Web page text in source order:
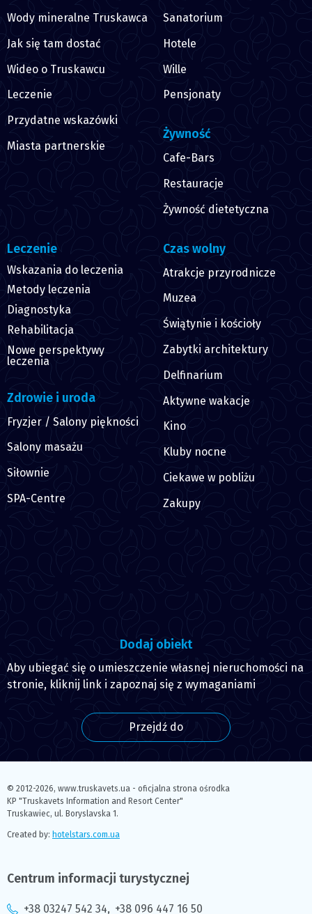
Wody mineralne Truskawca
Jak się tam dostać
Wideo o Truskawcu
Leczenie
Przydatne wskazówki
Miasta partnerskie
Sanatorium
Hotele
Wille
Pensjonaty
Żywność
Cafe-Bars
Restauracje
Żywność dietetyczna
Leczenie
Wskazania do leczenia
Metody leczenia
Diagnostyka
Rehabilitacja
Nowe perspektywy
leczenia
Zdrowie i uroda
Fryzjer / Salony piękności
Salony masażu
Siłownie
SPA-Centre
Czas wolny
Atrakcje przyrodnicze
Muzea
Świątynie i kościoły
Zabytki architektury
Delfinarium
Aktywne wakacje
Kino
Kluby nocne
Ciekawe w pobliżu
Zakupy
Dodaj obiekt
Aby ubiegać się o umieszczenie własnej nieruchomości na
stronie, kliknij link i zapoznaj się z wymaganiami
Przejdź do
© 2012-2026, www.truskavets.ua - oficjalna strona ośrodka
KP "Truskavets Information and Resort Center"
Truskawiec, ul. Boryslavska 1.
Created by: hotelstars.com.ua
Centrum informacji turystycznej
+38 03247 542 34, +38 096 447 16 50